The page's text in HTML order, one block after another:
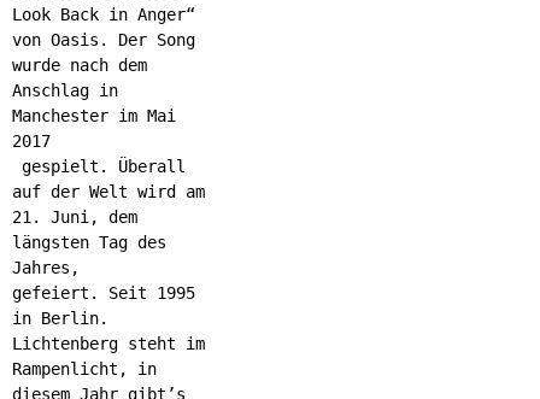
Look Back in Anger“
von Oasis. Der Song
wurde nach dem
Anschlag in
Manchester im Mai
2017
gespielt. Überall
auf der Welt wird am
21. Juni, dem
längsten Tag des
Jahres,
gefeiert. Seit 1995
in Berlin.
Lichtenberg steht im
Rampenlicht, in
diesem Jahr gibt’s